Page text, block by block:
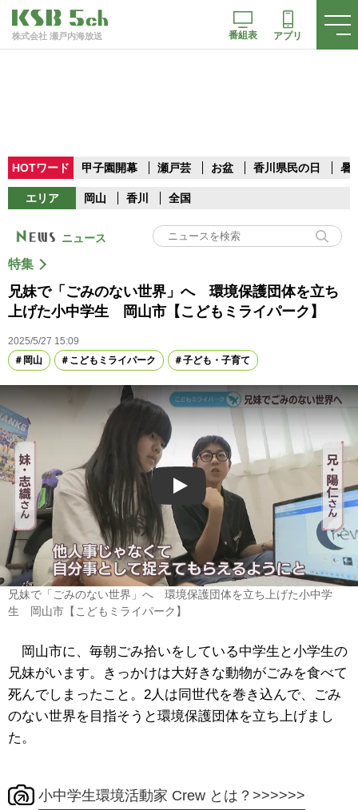
株式会社 瀬戸内海放送 番組表 アプリ
HOTワード 甲子園開幕 瀬戸芸 お盆 香川県民の日 暑
エリア 岡山 香川 全国
ニュース
特集
兄妹で「ごみのない世界」へ 環境保護団体を立ち
上げた小中学生 岡山市【こどもミライパーク】
2025/5/27 15:09
岡山
こどもミライパーク 子ども・子育て
Play
兄妹で「ごみのない世界」へ 環境保護団体を立ち上げた小中学
生 岡山市【こどもミライパーク】
岡山市に、毎朝ごみ拾いをしている中学生と小学生の
兄妹がいます。きっかけは大好きな動物がごみを食べて
死んでしまったこと。2人は同世代を巻き込んで、ごみ
のない世界を目指そうと環境保護団体を立ち上げまし
た。
小中学生環境活動家 Crew とは？>>>>>>